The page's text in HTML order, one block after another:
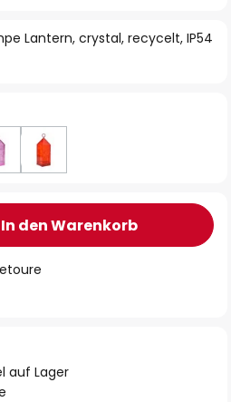
Lantern, crystal, recycelt, IP54
In den Warenkorb
auf Lager